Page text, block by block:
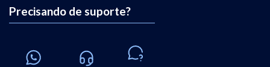
Precisando de suporte?